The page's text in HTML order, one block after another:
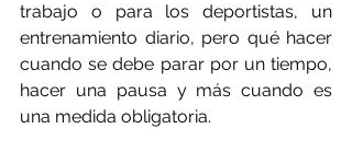
trabajo o para los deportistas, un
entrenamiento diario, pero qué hacer
cuando se debe parar por un tiempo,
hacer una pausa y más cuando es
una medida obligatoria.